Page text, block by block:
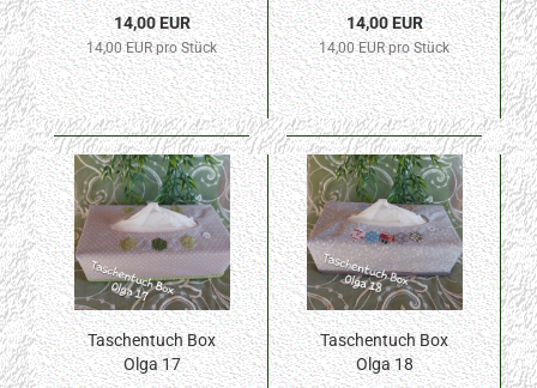
14,00 EUR
14,00 EUR pro Stück
14,00 EUR
14,00 EUR pro Stück
Taschentuch Box
Olga 17
Taschentuch Box
Olga 18